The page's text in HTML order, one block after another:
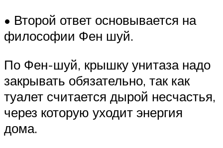
• Второй ответ основывается на
философии Фен шуй.
По Фен-шуй, крышку унитаза надо
закрывать обязательно, так как
туалет считается дырой несчастья,
через которую уходит энергия
дома.